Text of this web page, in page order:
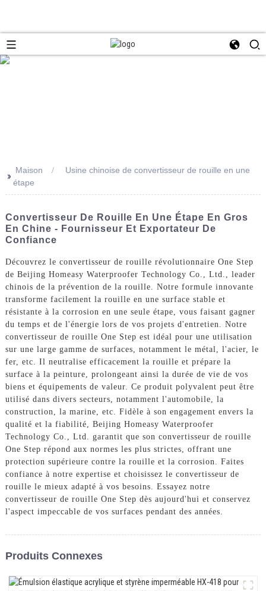
>> Maison
Usine chinoise de convertisseur de rouille en une
étape
Convertisseur De Rouille En Une Étape En Gros
En Chine - Fournisseur Et Exportateur De
Confiance
Découvrez le convertisseur de rouille révolutionnaire One Step
de Beijing Homeasy Waterproofer Technology Co., Ltd., leader
chinois de la prévention de la rouille. Notre formule innovante
transforme facilement la rouille en une surface stable et
résistante à la corrosion en une seule étape, vous faisant gagner
du temps et de l'énergie lors de vos projets d'entretien. Notre
convertisseur de rouille One Step est idéal pour une utilisation
sur une large gamme de surfaces, notamment le métal, l'acier, le
fer, etc. Il neutralise efficacement la rouille et prépare la
surface à la peinture, prolongeant ainsi la durée de vie de vos
biens et équipements de valeur. Ce produit polyvalent peut être
utilisé dans divers secteurs, notamment l'automobile, la
construction, la marine, etc. Fidèle à son engagement envers la
qualité et la fiabilité, Beijing Homeasy Waterproofer
Technology Co., Ltd. garantit que son convertisseur de rouille
One Step répond aux normes les plus strictes, offrant une
protection supérieure contre la rouille et la corrosion. Faites
confiance à notre expertise et choisissez le convertisseur de
rouille le mieux adapté à vos besoins. Essayez notre
convertisseur de rouille One Step dès aujourd'hui et conservez
l'aspect impeccable de vos surfaces pendant des années.
Produits Connexes